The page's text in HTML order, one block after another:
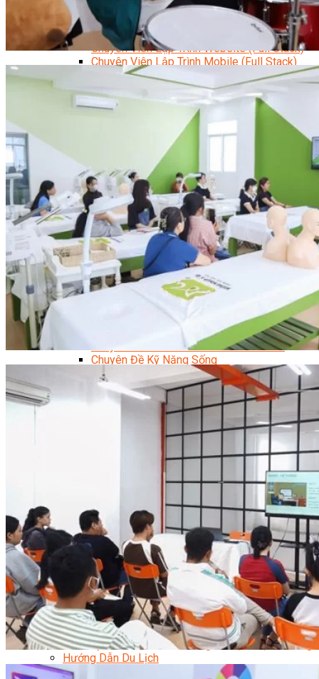
Data Visualization (Trực Quan Hóa Dữ Liệu)
Data System (Quản Trị Dữ Liệu)
Chuyên Viên Lập Trình (Full Stack)
Chuyên Viên Lập Trình Website (Full Stack)
Chuyên Viên Lập Trình Mobile (Full Stack)
Software Testing
Trọn Bộ Công Cụ AI Văn Phòng
Trọn Bộ Công Cụ AI Ứng Dụng Giảng Dạy
Lập Trình Cho Trẻ Em
Tin Học Ứng Dụng
Thiết Kế Đồ Họa Chuyên Nghiệp
Chuyên Viên Thiết Kế Nội Thất
3D Game Art & Design
Mỹ Thuật Đa Phương Tiện
3D Animation
Mỹ Thuật Số – Digital Art
Motion Graphics Basic
Adobe Photoshop – Illustrator
Hội Họa Thiếu Nhi
Digital Art For Kids
Venus Academy
Sunny STEAM Academy
Trại Hè Hướng Nghiệp
Chuyên Đề Á Âu Kitchen For Kid & Teen
Chuyên Đề Kỹ Năng Sống
Khóa Học Nấu Ăn Cho Bé
Hội Họa Thiếu Nhi
Digital Art For Kids
Khóa Học Thiết Kế Truyện Tranh Ai
Khóa Học Biên Tập Video Với Ai
Lập Trình Cho Trẻ Em
Piano Trẻ Em
Thanh Nhạc Trẻ Em
Sơ Cấp Cứu Cho Trẻ Em
Toán Tư Duy
Bếp Gia Đình
Trung Cấp CET
Kỹ Thuật Chế Biến Món Ăn
Kỹ Thuật Làm Bánh
Kỹ Thuật Pha Chế Đồ Uống
Quản Trị Khách Sạn
Quản Lý Kinh Doanh Nhà Hàng Và Dịch Vụ Ăn Uống
Hướng Dẫn Du Lịch
Quản Trị Lữ Hành